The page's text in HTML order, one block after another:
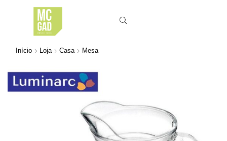
Início Loja Casa Mesa